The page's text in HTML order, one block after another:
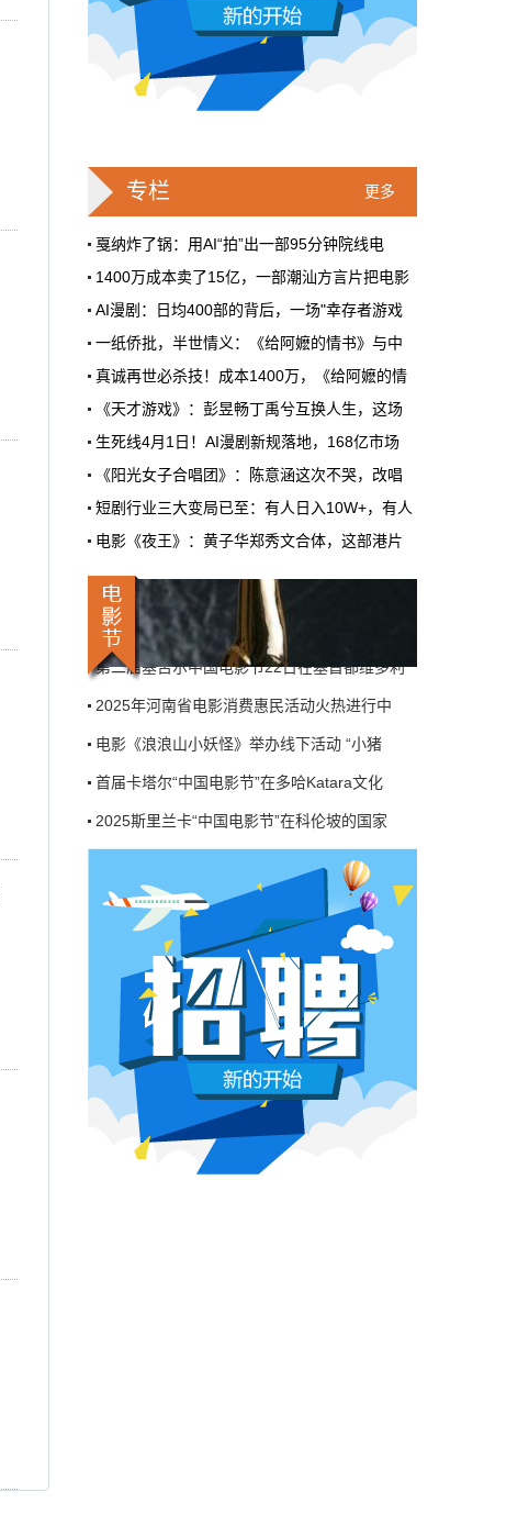
6月28日 13:03:00
戛纳一句"Fuck AI"，喊出了多少电影人
高定，而是一句话。
本网原创
6月28日 9:25:00
周星驰跑去拍AI短剧了，电影院还剩什
么？
5月31号，横店。63岁的周星驰穿着黑色夹克
出现在《食神2026》的开机现场。这部短剧改
编自他30年前的经典电影，竖屏拍摄，AI辅助
制作，成本400万。预计9月上线。
本网原创
6月28日 9:25:00
短剧从业者在评论区集体破防。有人说"今年开
机率比去年腰斩"，有人说"演员片酬从日薪800
三天的东西，AI一天出八集，还比你好看…
本网原创
6月27日 10:01:00
9万块银幕，全年只卖400亿：电影院的
钱去哪了？
画，类型挺全。刘烨的《四渡》、皮克斯的
《玩具总动员5》、谢苗的《火遮眼》，该有的
牌都亮出来了。
6月27日 10:01:00
7万部AI短剧一夜下架，广电总局这次是
动真格的
6月24日，广电总局官网挂出了一份文件。没
有发布会，没有吹风会。就这么安安静静地，
把《微短剧发展管理办法（征求意见稿）》摆
到了所有人面前。
本网原创
6月26日 10:03:00
影视行业冷透了：167个人抢一个活，
顶流演员台上求工作
董子健领奖的时候说："我还是演员董子健，有
合适的角色可以找我，档期很空。"刘昊然在台
更多
专栏
戛纳炸了锅：用AI“拍”出一部95分钟院线电
1400万成本卖了15亿，一部潮汕方言片把电影
AI漫剧：日均400部的背后，一场"幸存者游戏
一纸侨批，半世情义：《给阿嬷的情书》与中
真诚再世必杀技！成本1400万，《给阿嬷的情
《天才游戏》：彭昱畅丁禹兮互换人生，这场
生死线4月1日！AI漫剧新规落地，168亿市场
《阳光女子合唱团》：陈意涵这次不哭，改唱
短剧行业三大变局已至：有人日入10W+，有人
电影《夜王》：黄子华郑秀文合体，这部港片
首届卡塔尔“中国电影节”在多哈Katara文化
2025斯里兰卡“中国电影节”在科伦坡的国家
第八届浙江国际青年电影周创投与你相约杭州
莫斯科国际电影周启幕——21国代表齐聚一堂
第二届塞舌尔中国电影节22日在塞首都维多利
2025年河南省电影消费惠民活动火热进行中
电影《浪浪山小妖怪》举办线下活动 “小猪
首届卡塔尔“中国电影节”在多哈Katara文化
2025斯里兰卡“中国电影节”在科伦坡的国家
第八届浙江国际青年电影周创投与你相约杭州
莫斯科国际电影周启幕——21国代表齐聚一堂
第二届塞舌尔中国电影节22日在塞首都维多利
2025年河南省电影消费惠民活动火热进行中
电影《浪浪山小妖怪》举办线下活动 “小猪